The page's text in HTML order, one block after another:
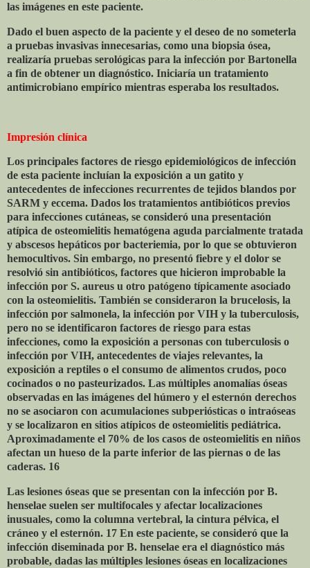
las imágenes en este paciente.
Dado el buen aspecto de la paciente y el deseo de no someterla
a pruebas invasivas innecesarias, como una biopsia ósea,
realizaría pruebas serológicas para la infección por Bartonella
a fin de obtener un diagnóstico. Iniciaría un tratamiento
antimicrobiano empírico mientras esperaba los resultados.
Impresión clínica
Los principales factores de riesgo epidemiológicos de infección
de esta paciente incluían la exposición a un gatito y
antecedentes de infecciones recurrentes de tejidos blandos por
SARM y eccema. Dados los tratamientos antibióticos previos
para infecciones cutáneas, se consideró una presentación
atípica de osteomielitis hematógena aguda parcialmente tratada
y abscesos hepáticos por bacteriemia, por lo que se obtuvieron
hemocultivos. Sin embargo, no presentó fiebre y el dolor se
resolvió sin antibióticos, factores que hicieron improbable la
infección por S. aureus u otro patógeno típicamente asociado
con la osteomielitis. También se consideraron la brucelosis, la
infección por salmonela, la infección por VIH y la tuberculosis,
pero no se identificaron factores de riesgo para estas
infecciones, como la exposición a personas con tuberculosis o
infección por VIH, antecedentes de viajes relevantes, la
exposición a reptiles o el consumo de alimentos crudos, poco
cocinados o no pasteurizados. Las múltiples anomalías óseas
observadas en las imágenes del húmero y el esternón derechos
no se asociaron con acumulaciones subperiósticas o intraóseas
y se localizaron en sitios atípicos de osteomielitis pediátrica.
Aproximadamente el 70% de los casos de osteomielitis en niños
afectan un hueso de la parte inferior de las piernas o de las
caderas. 16
Las lesiones óseas que se presentan con la infección por B.
henselae suelen ser multifocales y afectar localizaciones
inusuales, como la columna vertebral, la cintura pélvica, el
cráneo y el esternón. 17 En este paciente, se consideró que la
infección diseminada por B. henselae era el diagnóstico más
probable, dadas las múltiples lesiones óseas en localizaciones